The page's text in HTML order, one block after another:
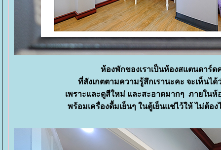
ห้องพักของเราเป็นห้องสแตนดาร์
ที่สังเกตตามความรู้สึกเรานะคะ จะเห็น
เพราะและดูสีใหม่ และสะอาดมากๆ ภายใน
พร้อมเครื่องดื้มเย็นๆ ในตู้เย็นแช่ไว้ให้ ไม่ต้อ